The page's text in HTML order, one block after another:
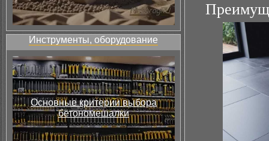
Инструменты, оборудование
Основные критерии выбора
бетономешалки